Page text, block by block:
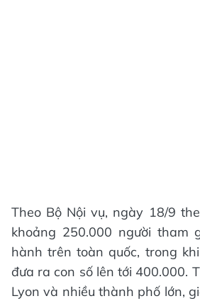
Theo Bộ Nội vụ, ngày 18/9
khoảng 250.000 người tham
hành trên toàn quốc, trong
đưa ra con số lên tới 400.000.
Lyon và nhiều thành phố lớn,